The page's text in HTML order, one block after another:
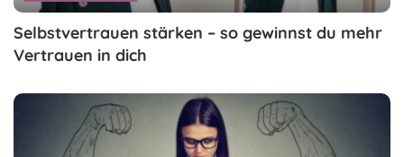
Selbstvertrauen stärken – so gewinnst du mehr
Vertrauen in dich